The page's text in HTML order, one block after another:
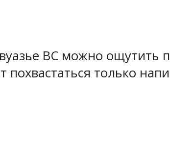
ВС можно
похвастаться только